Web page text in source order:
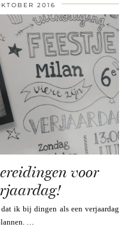
2016
voor
ik bij dingen als een verjaardag
…